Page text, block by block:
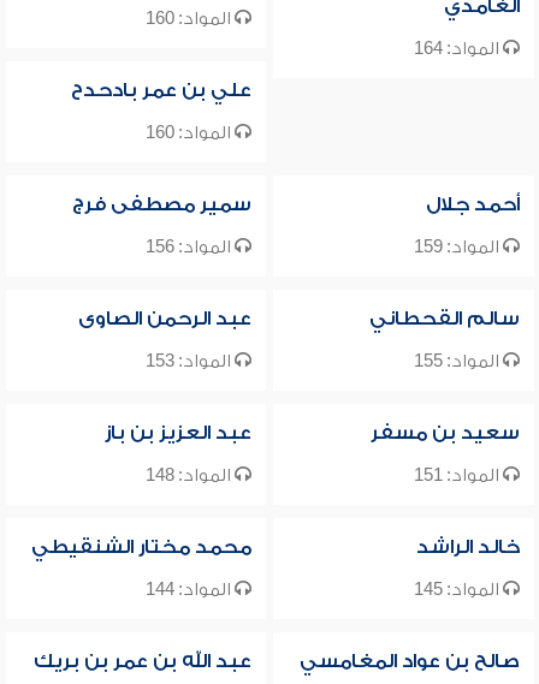
الغامدي
المواد: 164
المواد: 160
علي بن عمر بادحدح
المواد: 160
أحمد جلال
المواد: 159
سمير مصطفى فرج
المواد: 156
سالم القحطاني
المواد: 155
عبد الرحمن الصاوى
المواد: 153
سعيد بن مسفر
المواد: 151
عبد العزيز بن باز
المواد: 148
خالد الراشد
المواد: 145
محمد مختار الشنقيطي
المواد: 144
صالح بن عواد المغامسي عبد الله بن عمر بن بريك